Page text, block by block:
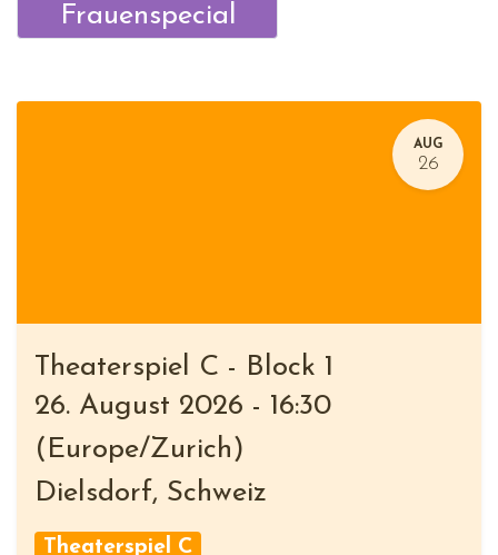
Frauenspecial
AUG
26
Theaterspiel C - Block 1
26. August 2026 - 16:30
( Europe/Zurich )
Dielsdorf, Schweiz
Theaterspiel C